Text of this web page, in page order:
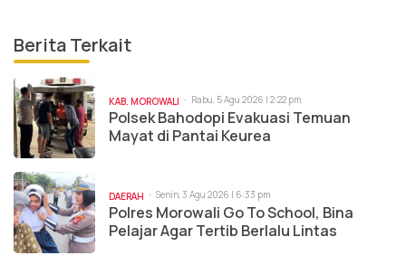
Berita Terkait
KAB. MOROWALI Rabu, 5 Agu 2026 | 2:22 pm
Polsek Bahodopi Evakuasi Temuan
Mayat di Pantai Keurea
DAERAH Senin, 3 Agu 2026 | 6:33 pm
Polres Morowali Go To School, Bina
Pelajar Agar Tertib Berlalu Lintas